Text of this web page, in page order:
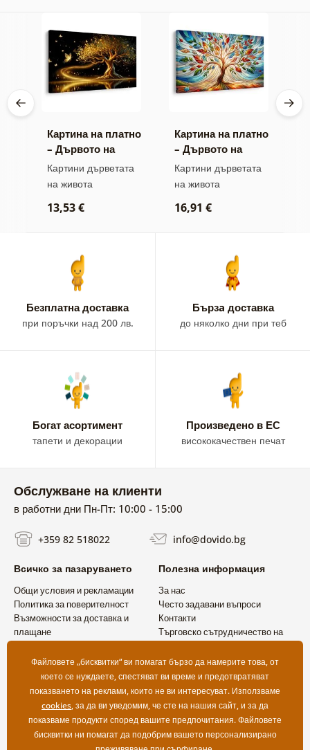
Картина на платно
– Дървото на
живота златна
магия
Картини дърветата
на живота
13,53 €
Картина на платно
– Дървото на
живота във
витраж
Картини дърветата
на живота
16,91 €
Безплатна доставка
при поръчки над 200 лв.
Бързa доставка
до няколко дни при теб
Богат асортимент
тапети и декорации
Произведено в ЕС
висококачествен печат
Обслужване на клиенти
в работни дни Пн-Пт: 10:00 - 15:00
+359 82 518022 info@dovido.bg
Всичко за пазаруването
Общи условия и рекламации
Политика за поверителност
Възможности за доставка и
плащане
Полезна информация
За нас
Често задавани въпроси
Контакти
Търговско сътрудничество на
Файловете „бисквитки“ ви помагат бързо да намерите това, от
което се нуждаете, спестяват ви време и предотвратяват
показването на реклами, които не ви интересуват. Използваме
cookies, за да ви уведомим, че сте на нашия сайт, и за да
показваме продукти според вашите предпочитания. Файловете
бисквитки ни помагат да подобрим вашето персонализирано